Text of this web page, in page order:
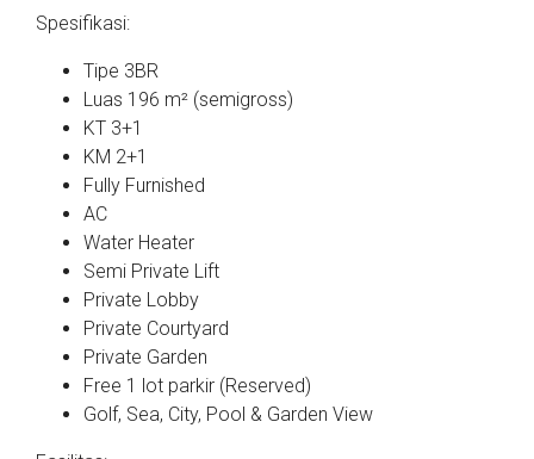
Spesifikasi:
Tipe 3BR
Luas 196 m² (semigross)
KT 3+1
KM 2+1
Fully Furnished
AC
Water Heater
Semi Private Lift
Private Lobby
Private Courtyard
Private Garden
Free 1 lot parkir (Reserved)
Golf, Sea, City, Pool & Garden View